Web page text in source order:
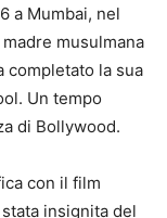
a Mumbai, nel
musulmana
completato la sua
Un tempo
di Bollywood.
con il film
insignita del